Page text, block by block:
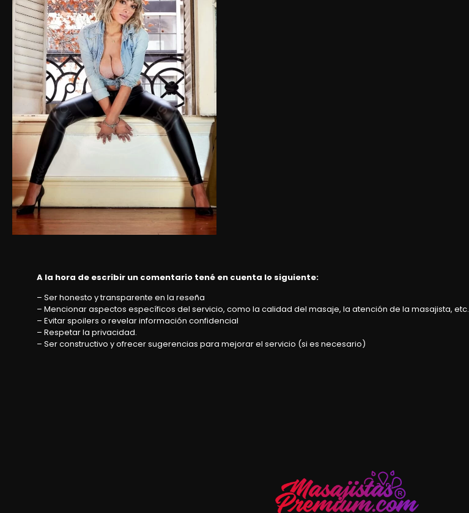
A la hora de escribir un comentario tené en cuenta lo siguiente:
– Ser honesto y transparente en la reseña
– Mencionar aspectos específicos del servicio, como la calidad del masaje, la atención de la masajista, etc.
– Evitar spoilers o revelar información confidencial
– Respetar la privacidad.
– Ser constructivo y ofrecer sugerencias para mejorar el servicio (si es necesario)